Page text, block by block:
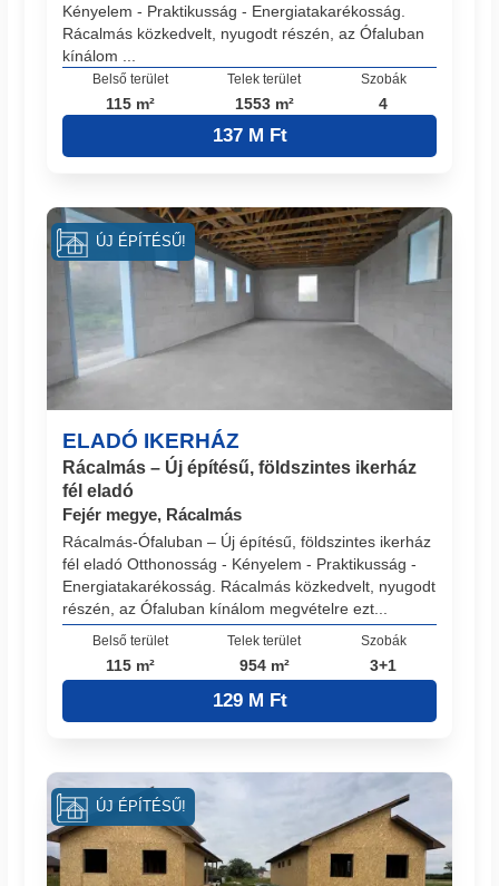
Kényelem - Praktikusság - Energiatakarékosság.
Rácalmás közkedvelt, nyugodt részén, az Ófaluban
kínálom ...
Belső terület
115 m²
Telek terület
1553 m²
Szobák
4
137 M Ft
ELADÓ IKERHÁZ
Rácalmás – Új építésű, földszintes ikerház
fél eladó
Fejér megye, Rácalmás
Rácalmás-Ófaluban – Új építésű, földszintes ikerház
fél eladó Otthonosság - Kényelem - Praktikusság -
Energiatakarékosság. Rácalmás közkedvelt, nyugodt
részén, az Ófaluban kínálom megvételre ezt...
Belső terület
115 m²
Telek terület
954 m²
Szobák
3+1
129 M Ft
ÚJ ÉPÍTÉSŰ!
ÚJ ÉPÍTÉSŰ!